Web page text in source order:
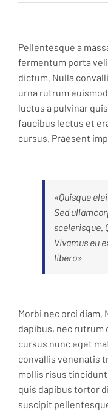
Pellentesque a
fermentum porta
dictum. Nulla
urna rutrum
luctus a pulvinar
faucibus lectus et
cursus. Praesent
«Quisque
Sed
scelerisque.
Vivamus eu
libero»
Morbi nec orci
dapibus, nec
cursus nunc eget
convallis venenatis
mollis risus
quis dapibus tortor
suscipit